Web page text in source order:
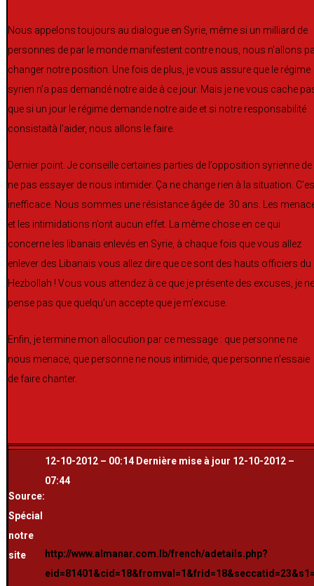
Nous appelons toujours au dialogue en Syrie, même si un milliard de
personnes de par le monde manifestent contre nous, nous n’allons
changer notre position. Une fois de plus, je vous assure que le régime
syrien n’a pas demandé notre aide à ce jour. Mais je ne vous cache
que si un jour le régime demande notre aide et si notre responsabilité
consistaità l’aider, nous allons le faire.
Dernier point. Je conseille certaines parties de l’opposition syrienne de
ne pas essayer de nous intimider. Ça ne change rien à la situation.
inefficace. Nous sommes une résistance âgée de 30 ans. Les
et les intimidations n’ont aucun effet. La même chose en ce qui
concerne les libanais enlevés en Syrie, à chaque fois que vous allez
enlever des Libanais vous allez dire que ce sont des hauts officiers du
Hezbollah ! Vous vous attendez à ce que je présente des excuses, je ne
pense pas que quelqu’un accepte que je m’excuse.
Enfin, je termine mon allocution par ce message : que personne ne
nous menace, que personne ne nous intimide, que personne n’essaie
de faire chanter.
Source:
Spécial
notre
site
12-10-2012 – 00:14 Dernière mise à jour 12-10-2012 –
07:44
http://www.almanar.com.lb/french/adetails.php?